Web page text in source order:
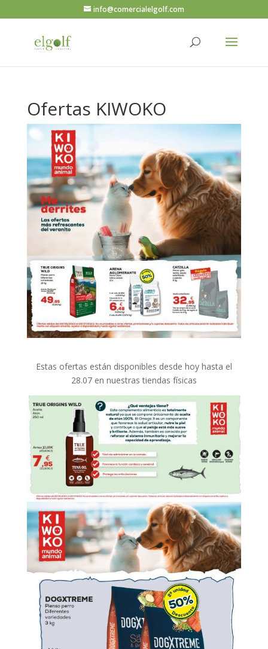
info@comercialelgolf.com
Ofertas KIWOKO
Estas ofertas están disponibles desde hoy hasta el
28.07 en nuestras tiendas físicas